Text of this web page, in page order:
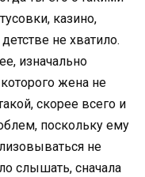
казино,
не хватило.
изначально
жена не
скорее всего и
поскольку ему
не
слышать, сначала